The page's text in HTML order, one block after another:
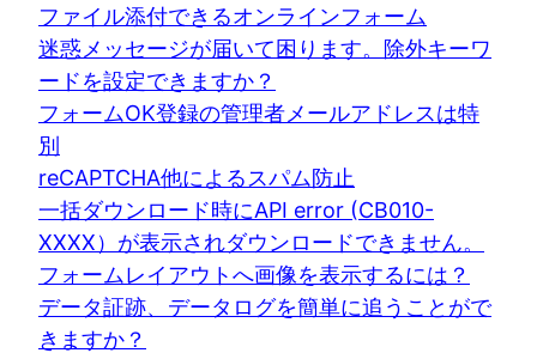
ファイル添付できるオンラインフォーム
迷惑メッセージが届いて困ります。除外キーワ
ードを設定できますか？
フォームOK登録の管理者メールアドレスは特
別
reCAPTCHA他によるスパム防止
一括ダウンロード時にAPI error (CB010-
XXXX）が表示されダウンロードできません。
フォームレイアウトへ画像を表示するには？
データ証跡、データログを簡単に追うことがで
きますか？